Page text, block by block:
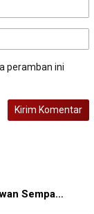
peramban ini
Sempa…